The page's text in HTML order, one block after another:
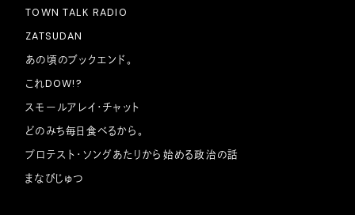
TOWN TALK RADIO
ZATSUDAN
あの頃のブックエンド。
これDOW!?
スモールアレイ・チャット
どのみち毎日食べるから。
プロテスト・ソングあたりから始める政治の話
まなびじゅつ